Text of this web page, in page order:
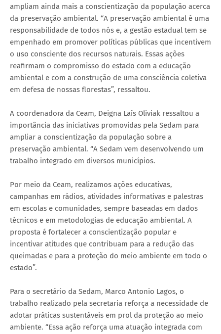
ampliam ainda mais a conscientização da população acerca
da preservação ambiental. “A preservação ambiental é uma
responsabilidade de todos nós e, a gestão estadual tem se
empenhado em promover políticas públicas que incentivem
o uso consciente dos recursos naturais. Essas ações
reafirmam o compromisso do estado com a educação
ambiental e com a construção de uma consciência coletiva
em defesa de nossas florestas”, ressaltou.
A coordenadora da Ceam, Deigna Laís Oliviak ressaltou a
importância das iniciativas promovidas pela Sedam para
ampliar a conscientização da população sobre a
preservação ambiental. “A Sedam vem desenvolvendo um
trabalho integrado em diversos municípios.
Por meio da Ceam, realizamos ações educativas,
campanhas em rádios, atividades informativas e palestras
em escolas e comunidades, sempre baseadas em dados
técnicos e em metodologias de educação ambiental. A
proposta é fortalecer a conscientização popular e
incentivar atitudes que contribuam para a redução das
queimadas e para a proteção do meio ambiente em todo o
estado”.
Para o secretário da Sedam, Marco Antonio Lagos, o
trabalho realizado pela secretaria reforça a necessidade de
adotar práticas sustentáveis em prol da proteção ao meio
ambiente. “Essa ação reforça uma atuação integrada com